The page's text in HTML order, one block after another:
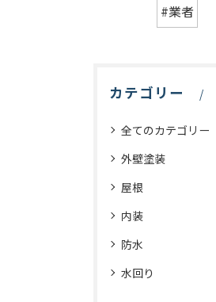
#業者
カテゴリー
全てのカテゴリー
外壁塗装
屋根
内装
防水
水回り